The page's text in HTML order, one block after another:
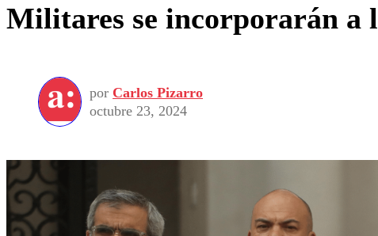
Militares se incorporarán a
por Carlos Pizarro
octubre 23, 2024